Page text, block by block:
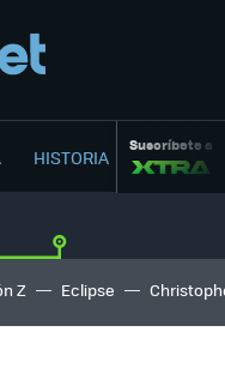
HISTORIA Suscríbete a
Z Eclipse